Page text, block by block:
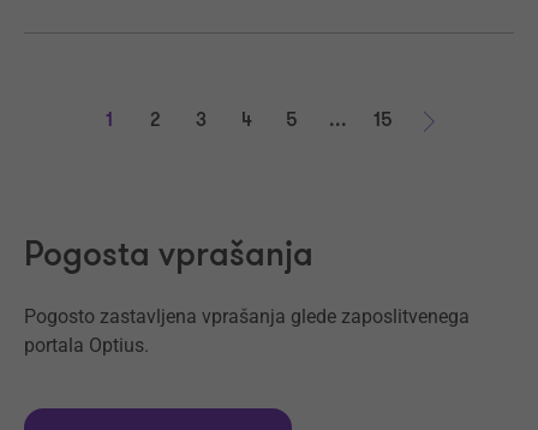
1 2 3 4 5 ...
15
Pogosta vprašanja
Pogosto zastavljena vprašanja glede zaposlitvenega
portala Optius.